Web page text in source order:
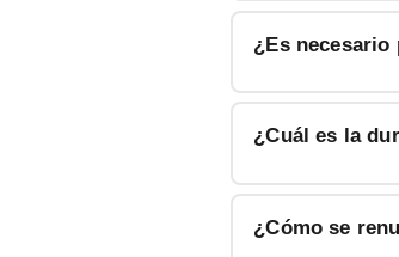
¿Es
¿Cuál es la
¿Cómo se